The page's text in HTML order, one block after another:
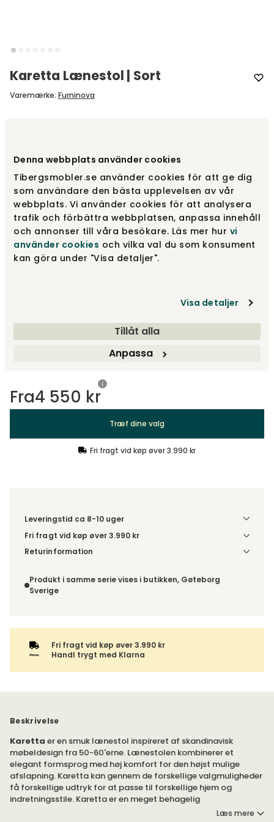
Denna webbplats använder cookies
Tibergsmobler.se använder cookies för att ge dig
som användare den bästa upplevelsen av vår
webbplats. Vi använder cookies för att analysera
trafik och förbättra webbplatsen, anpassa innehåll
och annonser till våra besökare. Läs mer hur vi
använder cookies och vilka val du som konsument
kan göra under "Visa detaljer".
Visa detaljer
Tillåt alla
Anpassa
Karetta Lænestol | Sort
Varemærke: Furninova
Sort
Eg Fra4 550 kr
Design dit produkt
Fra4 550 kr
Træf dine valg
Fri fragt vid køp øver 3.990 kr
Leveringstid ca 8-10 uger
Fri fragt vid køp øver 3.990 kr
Vælg udførelse via “Træf dine valg” for at se
Returinformation
fortrydelsesret.
Produkt i samme serie vises i butikken, Gøteborg
Sverige
Fri fragt vid køp øver 3.990 kr
Handl trygt med Klarna
Beskrivelse
Karetta er en smuk lænestol inspireret af skandinavisk
møbeldesign fra 50-60'erne. Lænestolen kombinerer et
elegant formsprog med høj komfort for den højst mulige
afslapning. Karetta kan gennem de forskellige valgmuligheder
få forskellige udtryk for at passe til forskellige hjem og
indretningsstile. Karetta er en meget behagelig
loungelænestol. Vælg fra Furninovas brede udvalg af stoffer
Læs mere